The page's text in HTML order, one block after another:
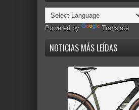
Powered by Translate
NOTICIAS MÁS LEÍDAS